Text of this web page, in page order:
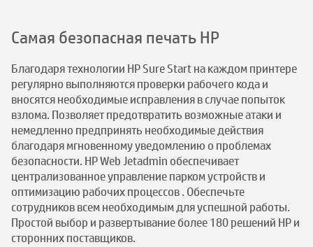
Самая безопасная печать HP
Благодаря технологии HP Sure Start на каждом принтере
регулярно выполняются проверки рабочего кода и
вносятся необходимые исправления в случае попыток
взлома. Позволяет предотвратить возможные атаки и
немедленно предпринять необходимые действия
благодаря мгновенному уведомлению о проблемах
безопасности. HP Web Jetadmin обеспечивает
централизованное управление парком устройств и
оптимизацию рабочих процессов . Обеспечьте
сотрудников всем необходимым для успешной работы.
Простой выбор и развертывание более 180 решений HP и
сторонних поставщиков.